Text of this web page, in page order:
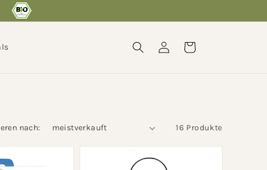
EinloggenWarenkorb
nach: 16 Produkte